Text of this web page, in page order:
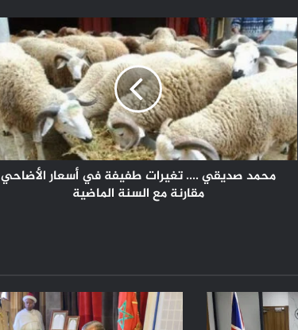
محمد
صديقي
....
تغيرات
طفيفة
في
أسعار
الأضاحي
مقارنة
محمد صديقي .... تغيرات طفيفة في أسعار الأضاحي
مقارنة مع السنة الماضية